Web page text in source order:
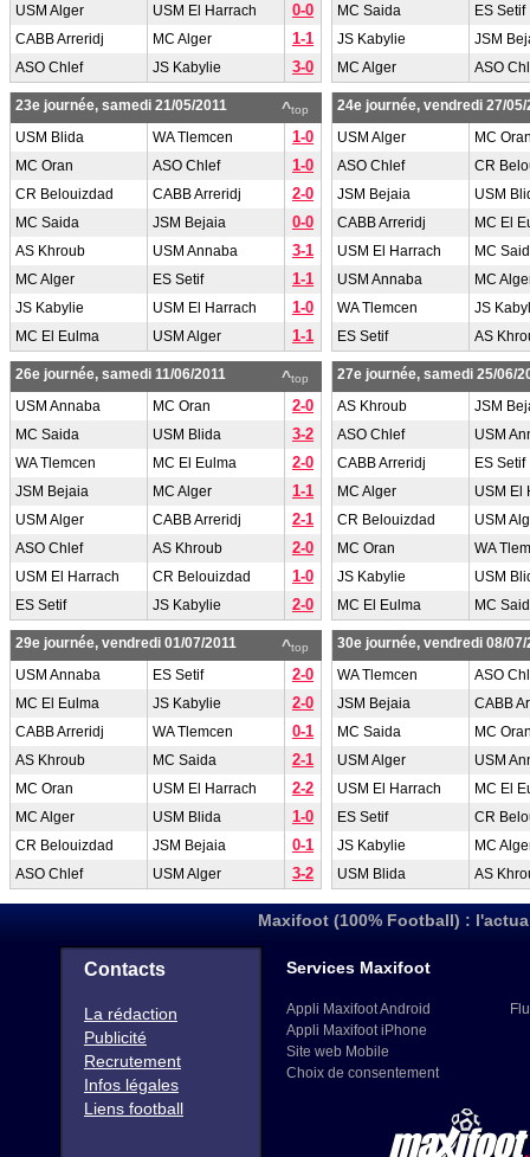
USM Alger USM El Harrach 0-0
CABB Arreridj MC Alger 1-1
ASO Chlef JS Kabylie 3-0
MC Saida
ES Setif
JS Kabylie
JSM
MC Alger
ASO
^top
23e journée, samedi 21/05/2011
USM Blida
WA Tlemcen 1-0
MC Oran ASO Chlef 1-0
CR Belouizdad CABB Arreridj 2-0
MC Saida JSM Bejaia 0-0
AS Khroub USM Annaba 3-1
MC Alger ES Setif 1-1
JS Kabylie USM El Harrach 1-0
MC El Eulma USM Alger 1-1
24e journée, vendredi 27/05/
USM Alger
MC
ASO Chlef
CR
JSM Bejaia
USM
CABB Arreridj
MC El
USM El Harrach
MC
USM Annaba
MC
WA Tlemcen
JS
ES Setif
AS
^top
26e journée, samedi 11/06/2011
USM Annaba
MC Oran 2-0
MC Saida USM Blida 3-2
WA Tlemcen MC El Eulma 2-0
JSM Bejaia MC Alger 1-1
USM Alger CABB Arreridj 2-1
ASO Chlef AS Khroub 2-0
USM El Harrach CR Belouizdad 1-0
ES Setif JS Kabylie 2-0
27e journée, samedi 25/06/
AS Khroub
JSM
ASO Chlef
USM
CABB Arreridj
ES Setif
MC Alger
USM El
CR Belouizdad
USM
MC Oran
WA
JS Kabylie
USM
MC El Eulma
MC
^top
29e journée, vendredi 01/07/2011
USM Annaba
ES Setif 2-0
MC El Eulma JS Kabylie 2-0
CABB Arreridj WA Tlemcen 0-1
AS Khroub MC Saida 2-1
MC Oran USM El Harrach 2-2
MC Alger USM Blida 1-0
CR Belouizdad JSM Bejaia 0-1
ASO Chlef USM Alger 3-2
30e journée, vendredi 08/07/
WA Tlemcen
ASO
JSM Bejaia
CABB
MC Saida
MC
USM Alger
USM
USM El Harrach
MC El
ES Setif
CR
JS Kabylie
MC
USM Blida
AS
Maxifoot (100% Football) :
Contacts
La rédaction
Publicité
Recrutement
Infos légales
Liens football
Services Maxifoot
Appli Maxifoot Android
Appli Maxifoot iPhone
Site web Mobile
Choix de consentement